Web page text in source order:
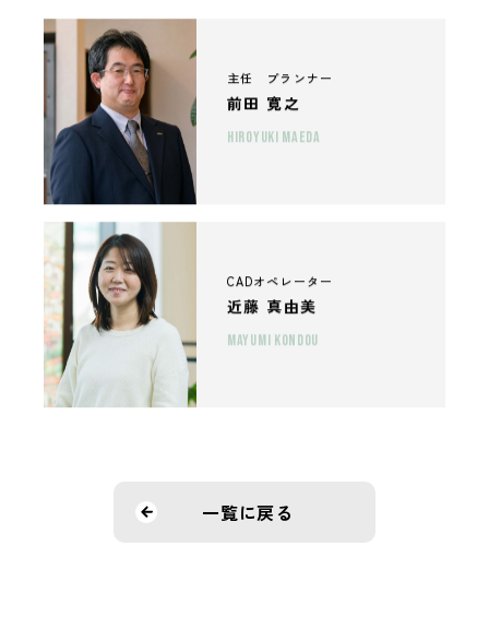
主任 プランナー
前田 寛之
HIROYUKI MAEDA
CADオペレーター
近藤 真由美
MAYUMI KONDOU
一覧に戻る